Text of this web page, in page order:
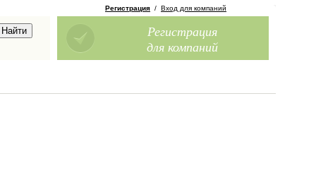
Регистрация / Вход для компаний
Регистрация
для компаний